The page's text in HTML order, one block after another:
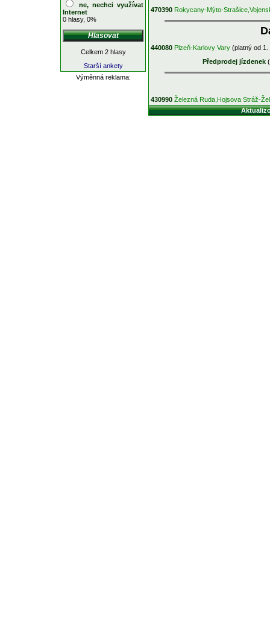
470390 Rokycany-Mýto-
440080 Plzeň-Karlovy Vary (platný od 1.
Předprodej jízdenek
430990 Železná Ruda,Hojsova Stráž-
ne, nechci využívat
Internet
0 hlasy, 0%
Celkem 2 hlasy
Starší ankety
Výměnná reklama: